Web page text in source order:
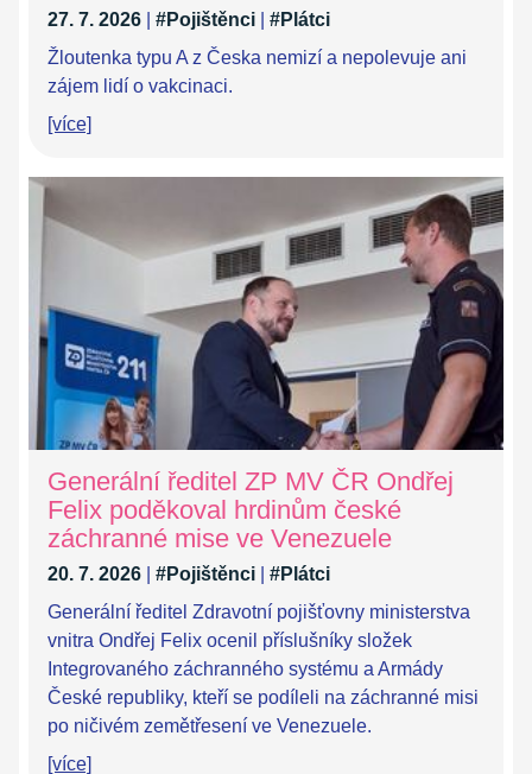
27. 7. 2026 #Pojištěnci
#Plátci
Žloutenka typu A z Česka nemizí a nepolevuje ani
zájem lidí o vakcinaci.
[více]
Generální ředitel ZP MV ČR Ondřej
Felix poděkoval hrdinům české
záchranné mise ve Venezuele
20. 7. 2026 #Pojištěnci
#Plátci
Generální ředitel Zdravotní pojišťovny ministerstva
vnitra Ondřej Felix ocenil příslušníky složek
Integrovaného záchranného systému a Armády
České republiky, kteří se podíleli na záchranné misi
po ničivém zemětřesení ve Venezuele.
[více]